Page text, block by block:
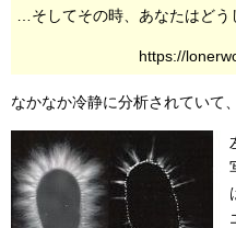
…そしてその時、あなたはどう
https://
なかなか冷静に分析されていて